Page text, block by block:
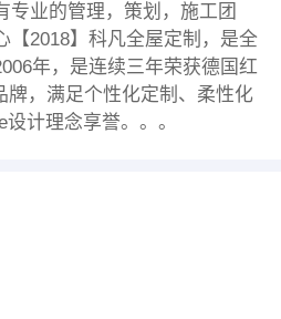
专业的管理，策划，施工团
【2018】科凡全屋定制，是全
年，是连续三年荣获德国红
牌，满足个性化定制、柔性化
计理念享誉。。。